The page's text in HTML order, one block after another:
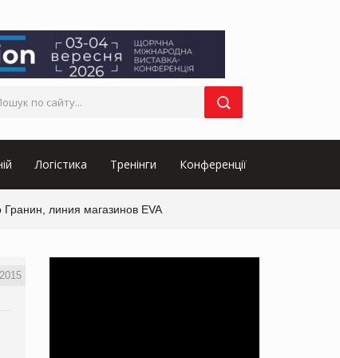
Логістика Тренінги Конференції
линия магазинов EVA